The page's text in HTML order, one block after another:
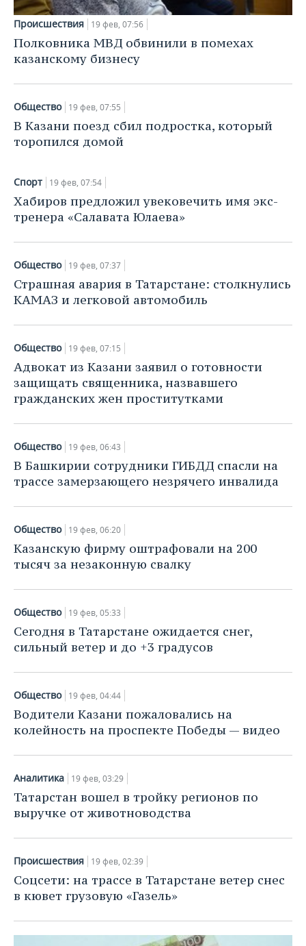
ХОККЕЙ С МЯЧОМ
ПРОИСШЕСТВИЯ
Происшествия 19 фев, 07:56
Полковника МВД обвинили в помехах
казанскому бизнесу
Общество 19 фев, 07:55
В Казани поезд сбил подростка, который
торопился домой
Спорт 19 фев, 07:54
Хабиров предложил увековечить имя экс-
тренера «Салавата Юлаева»
Общество 19 фев, 07:37
Страшная авария в Татарстане: столкнулись
КАМАЗ и легковой автомобиль
Общество 19 фев, 07:15
Адвокат из Казани заявил о готовности
защищать священника, назвавшего
гражданских жен проститутками
Общество 19 фев, 06:43
В Башкирии сотрудники ГИБДД спасли на
трассе замерзающего незрячего инвалида
Общество 19 фев, 06:20
Казанскую фирму оштрафовали на 200
тысяч за незаконную свалку
Общество 19 фев, 05:33
Сегодня в Татарстане ожидается снег,
сильный ветер и до +3 градусов
Общество 19 фев, 04:44
Водители Казани пожаловались на
колейность на проспекте Победы — видео
Аналитика 19 фев, 03:29
Татарстан вошел в тройку регионов по
выручке от животноводства
Происшествия 19 фев, 02:39
Соцсети: на трассе в Татарстане ветер снес
в кювет грузовую «Газель»